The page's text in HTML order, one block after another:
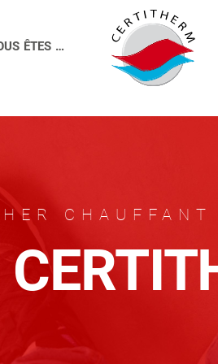
ÊTES …